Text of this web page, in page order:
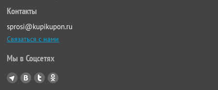
Контакты
sprosi@kupikupon.ru
Связаться с нами
Мы в Соцсетях